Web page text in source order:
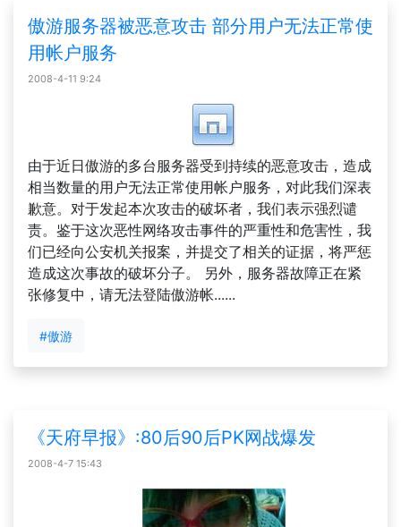
傲游服务器被恶意攻击 部分用户无法正常使
用帐户服务
2008-4-11 9:24
由于近日傲游的多台服务器受到持续的恶意攻击，造成
相当数量的用户无法正常使用帐户服务，对此我们深表
歉意。对于发起本次攻击的破坏者，我们表示强烈谴
责。鉴于这次恶性网络攻击事件的严重性和危害性，我
们已经向公安机关报案，并提交了相关的证据，将严惩
造成这次事故的破坏分子。 另外，服务器故障正在紧
张修复中，请无法登陆傲游帐......
#傲游
《天府早报》:80后90后PK网战爆发
2008-4-7 15:43